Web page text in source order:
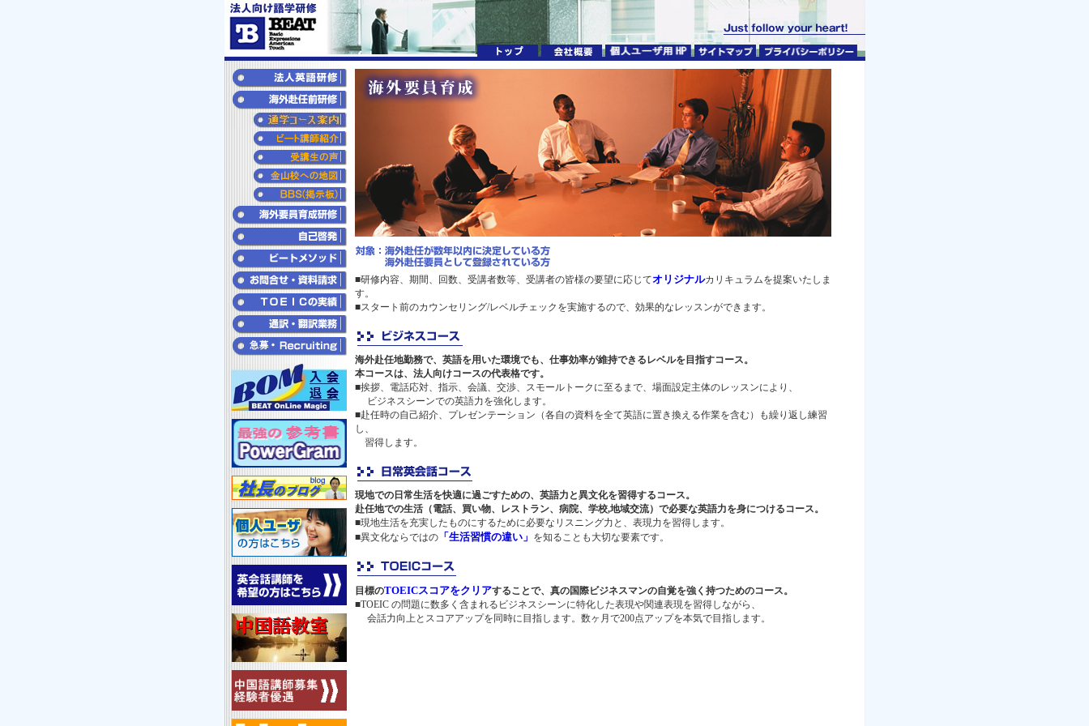
■研修内容、期間、回数、受講者数等、受講者の皆様の要望に応じてオリジナルカリキュラムを提案いたしま
す。
■スタート前のカウンセリング/レベルチェックを実施するので、効果的なレッスンができます。
海外赴任地勤務で、英語を用いた環境でも、仕事効率が維持できるレベルを目指すコース。
本コースは、法人向けコースの代表格です。
■挨拶、電話応対、指示、会議、交渉、スモールトークに至るまで、場面設定主体のレッスンにより、
ビジネスシーンでの英語力を強化します。
■赴任時の自己紹介、プレゼンテーション（各自の資料を全て英語に置き換える作業を含む）も繰り返し練習
し、
習得します。
現地での日常生活を快適に過ごすための、英語力と異文化を習得するコース。
赴任地での生活（電話、買い物、レストラン、病院、学校,地域交流）で必要な英語力を身につけるコース。
■現地生活を充実したものにするために必要なリスニング力と、表現力を習得します。
■異文化ならではの「生活習慣の違い」 を知ることも大切な要素です。
目標のTOEICスコアをクリアすることで、真の国際ビジネスマンの自覚を強く持つためのコース。
■TOEIC の問題に数多く含まれるビジネスシーンに特化した表現や関連表現を習得しながら、
会話力向上とスコアアップを同時に目指します。数ヶ月で200点アップを本気で目指します。